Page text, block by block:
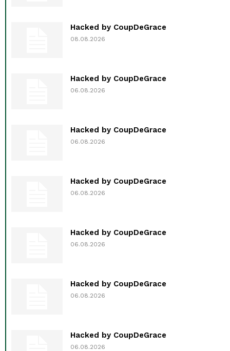
Hacked by CoupDeGrace
08.08.2026
Hacked by CoupDeGrace
06.08.2026
Hacked by CoupDeGrace
06.08.2026
Hacked by CoupDeGrace
06.08.2026
Hacked by CoupDeGrace
06.08.2026
Hacked by CoupDeGrace
06.08.2026
Hacked by CoupDeGrace
06.08.2026